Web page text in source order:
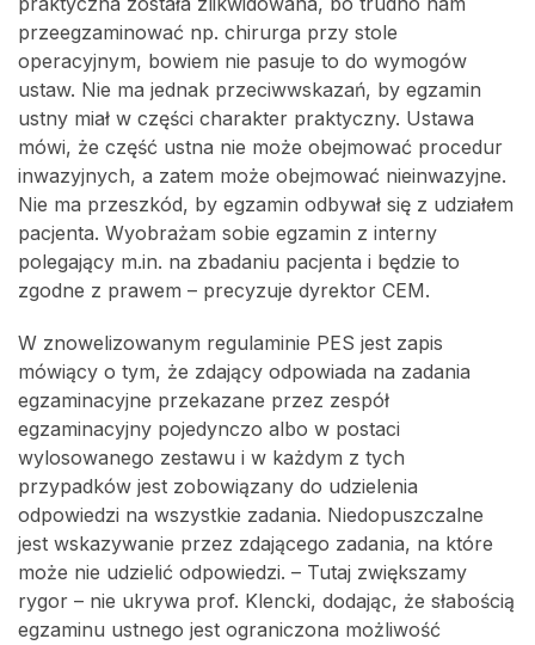
przeegzaminować np. chirurga przy stole
operacyjnym, bowiem nie pasuje to do wymogów
ustaw. Nie ma jednak przeciwwskazań, by egzamin
ustny miał w części charakter praktyczny. Ustawa
mówi, że część ustna nie może obejmować procedur
inwazyjnych, a zatem może obejmować nieinwazyjne.
Nie ma przeszkód, by egzamin odbywał się z udziałem
pacjenta. Wyobrażam sobie egzamin z interny
polegający m.in. na zbadaniu pacjenta i będzie to
zgodne z prawem – precyzuje dyrektor CEM.
W znowelizowanym regulaminie PES jest zapis
mówiący o tym, że zdający odpowiada na zadania
egzaminacyjne przekazane przez zespół
egzaminacyjny pojedynczo albo w postaci
wylosowanego zestawu i w każdym z tych
przypadków jest zobowiązany do udzielenia
odpowiedzi na wszystkie zadania. Niedopuszczalne
jest wskazywanie przez zdającego zadania, na które
może nie udzielić odpowiedzi. – Tutaj zwiększamy
rygor – nie ukrywa prof. Klencki, dodając, że słabością
egzaminu ustnego jest ograniczona możliwość